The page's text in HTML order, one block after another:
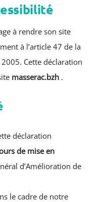
à rendre son site
à l’article 47 de la
Cette déclaration
masserac.bzh .
déclaration
de mise en
d’Amélioration de
le cadre de notre